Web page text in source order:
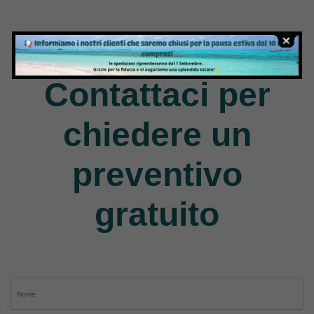
Jack
9 Products
Contattaci per
chiedere un
preventivo
gratuito